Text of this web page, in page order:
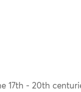
17th - 20th